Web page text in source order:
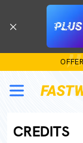
CREDITS